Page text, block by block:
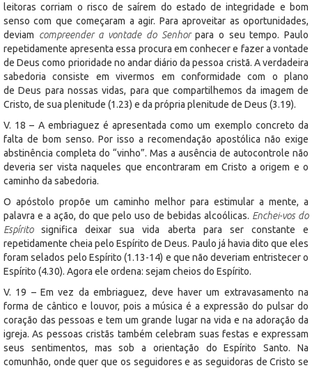
leitoras corriam o risco de saírem do estado de integridade e bom
senso com que começaram a agir. Para aproveitar as oportunidades,
deviam compreender a vontade do Senhorpara o seu tempo. Paulo
repetidamente apresenta essa procura em conhecer e fazer a vontade
de Deus como prioridade no andar diário da pessoa cristã. A verdadeira
sabedoria consiste em vivermos em conformidade com o plano
de Deus para nossas vidas, para que compartilhemos da imagem de
Cristo, de sua plenitude (1.23) e da própria plenitude de Deus (3.19).
V. 18 – A embriaguez é apresentada como um exemplo concreto da
falta de bom senso. Por isso a recomendação apostólica não exige
abstinência completa do “vinho”. Mas a ausência de autocontrole não
deveria ser vista naqueles que encontraram em Cristo a origem e o
caminho da sabedoria.
O apóstolo propõe um caminho melhor para estimular a mente, a
palavra e a ação, do que pelo uso de bebidas alcoólicas. Enchei-vos do
Espíritosignifica deixar sua vida aberta para ser constante e
repetidamente cheia pelo Espírito de Deus. Paulo já havia dito que eles
foram selados pelo Espírito (1.13-14) e que não deveriam entristecer o
Espírito (4.30). Agora ele ordena: sejam cheios do Espírito.
V. 19 – Em vez da embriaguez, deve haver um extravasamento na
forma de cântico e louvor, pois a música é a expressão do pulsar do
coração das pessoas e tem um grande lugar na vida e na adoração da
igreja. As pessoas cristãs também celebram suas festas e expressam
seus sentimentos, mas sob a orientação do Espírito Santo. Na
comunhão, onde quer que os seguidores e as seguidoras de Cristo se